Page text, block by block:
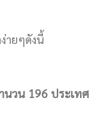
ายๆดังนี้
นวน 196 ประเทศ